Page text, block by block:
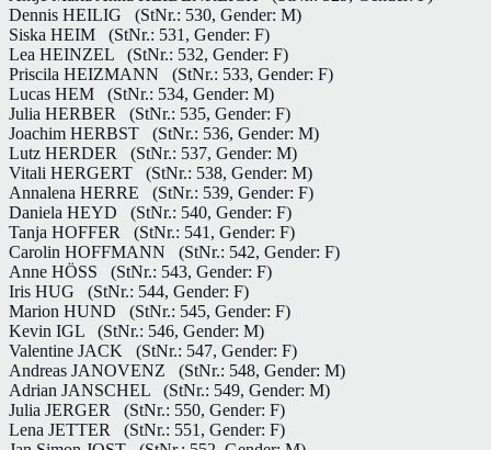
Dennis HEILIG
(StNr.: 530, Gender: M)
Siska HEIM
(StNr.: 531, Gender: F)
Lea HEINZEL
(StNr.: 532, Gender: F)
Priscila HEIZMANN
(StNr.: 533, Gender: F)
Lucas HEM
(StNr.: 534, Gender: M)
Julia HERBER
(StNr.: 535, Gender: F)
Joachim HERBST
(StNr.: 536, Gender: M)
Lutz HERDER
(StNr.: 537, Gender: M)
Vitali HERGERT
(StNr.: 538, Gender: M)
Annalena HERRE
(StNr.: 539, Gender: F)
Daniela HEYD
(StNr.: 540, Gender: F)
Tanja HOFFER
(StNr.: 541, Gender: F)
Carolin HOFFMANN
(StNr.: 542, Gender: F)
Anne HÖSS
(StNr.: 543, Gender: F)
Iris HUG
(StNr.: 544, Gender: F)
Marion HUND
(StNr.: 545, Gender: F)
Kevin IGL
(StNr.: 546, Gender: M)
Valentine JACK
(StNr.: 547, Gender: F)
Andreas JANOVENZ
(StNr.: 548, Gender: M)
Adrian JANSCHEL
(StNr.: 549, Gender: M)
Julia JERGER
(StNr.: 550, Gender: F)
Lena JETTER
(StNr.: 551, Gender: F)